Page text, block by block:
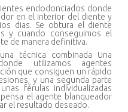
endodonciados donde
en el interior del diente y
dias. Se obtura el diente
y cuando conseguimos el
de manera definitiva.
técnica combinada Una
utilizamos agentes
que consiguen un rápido
y una segunda parte
férulas individualizadas
el agente blanqueador
el resultado deseado.